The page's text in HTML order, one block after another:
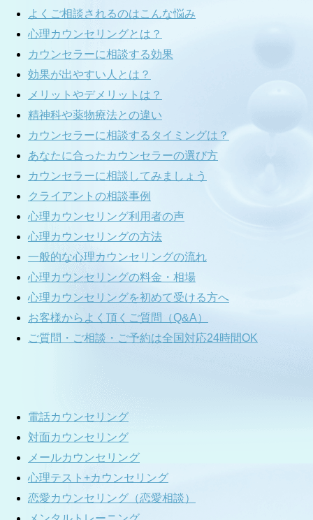
よくご相談されるのはこんな悩み
心理カウンセリングとは？
カウンセラーに相談する効果
効果が出やすい人とは？
メリットやデメリットは？
精神科や薬物療法との違い
カウンセラーに相談するタイミングは？
あなたに合ったカウンセラーの選び方
カウンセラーに相談してみましょう
クライアントの相談事例
心理カウンセリング利用者の声
心理カウンセリングの方法
一般的な心理カウンセリングの流れ
心理カウンセリングの料金・相場
心理カウンセリングを初めて受ける方へ
お客様からよく頂くご質問（Q&A）
ご質問・ご相談・ご予約は全国対応24時間OK
電話カウンセリング
対面カウンセリング
メールカウンセリング
心理テスト+カウンセリング
恋愛カウンセリング（恋愛相談）